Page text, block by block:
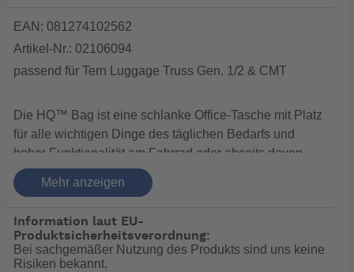
EAN: 081274102562
Artikel-Nr.: 02106094
passend für Tern Luggage Truss Gen. 1/2 & CMT
Die HQ™ Bag ist eine schlanke Office-Tasche mit Platz
für alle wichtigen Dinge des täglichen Bedarfs und
hoher Funktionalität am Fahrrad oder abseits davon.
Der versenkte KLICKfix®-Adapter erleichtert das
Tragen der Tasche erheblich, da keine hervorstehenden
einem Klick am Tern Luggage Truss™ (oder Luggage
Truss™CMT) befestigen. Mitgeliefert werden eine
Regenhülle und ein verstellbarer Schultergurt – für alle
Mehr anzeigen
Information laut EU-
Produktsicherheitsverordnung:
Bei sachgemäßer Nutzung des Produkts sind uns keine
Risiken bekannt.